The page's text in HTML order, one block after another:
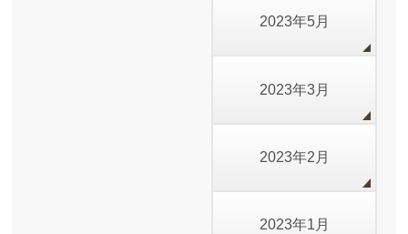
2023年5月
2023年3月
2023年2月
2023年1月